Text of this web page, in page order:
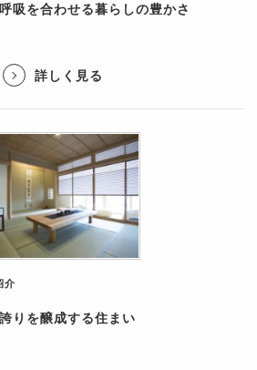
吸を合わせる暮らしの豊かさ
詳しく見る
介
りを醸成する住まい